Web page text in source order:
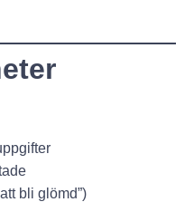
bli glömd”)